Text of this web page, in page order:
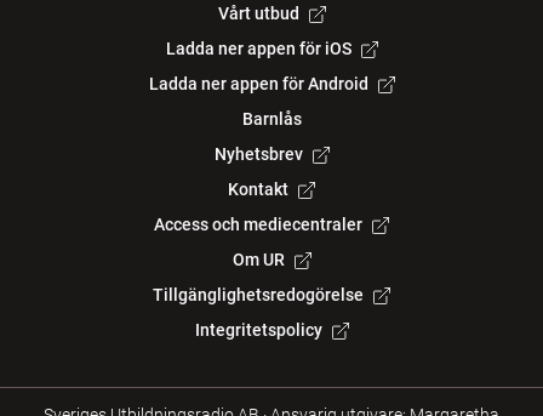
Vårt utbud
Ladda ner appen för iOS
Ladda ner appen för Android
Barnlås
Nyhetsbrev
Kontakt
Access och mediecentraler
Om UR
Tillgänglighetsredogörelse
Integritetspolicy